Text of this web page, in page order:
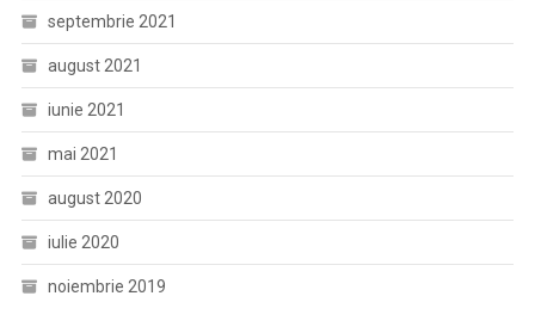
septembrie 2021
august 2021
iunie 2021
mai 2021
august 2020
iulie 2020
noiembrie 2019